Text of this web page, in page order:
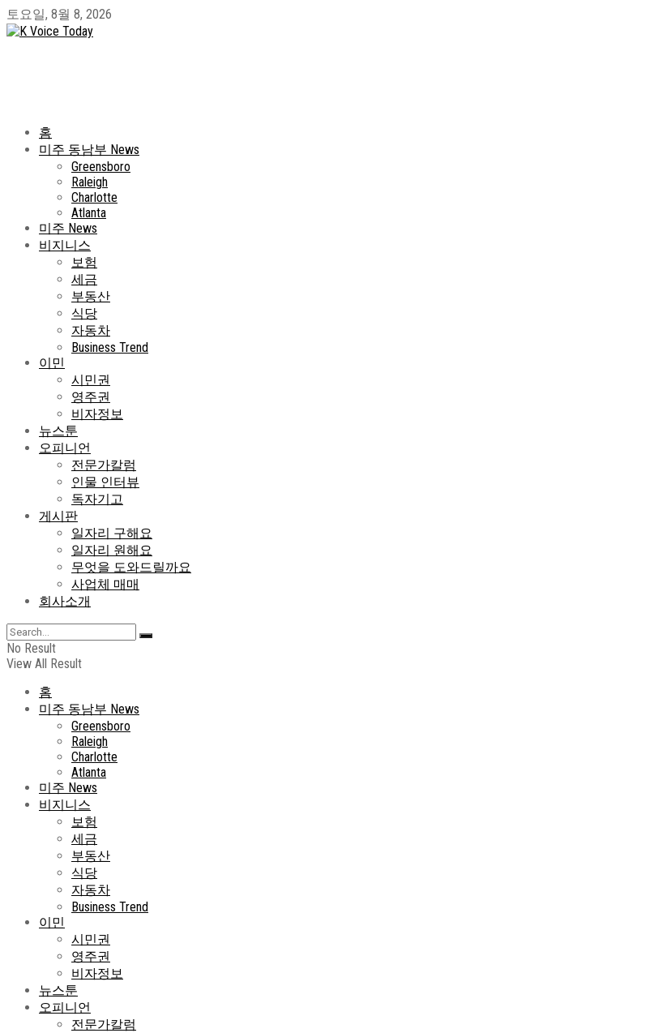
토요일, 8월 8, 2026
홈
미주 동남부 News
Greensboro
Raleigh
Charlotte
Atlanta
미주 News
비지니스
보험
세금
부동산
식당
자동차
Business Trend
이민
시민권
영주권
비자정보
뉴스툰
오피니언
전문가칼럼
인물 인터뷰
독자기고
게시판
일자리 구해요
일자리 원해요
무엇을 도와드릴까요
사업체 매매
회사소개
No Result
View All Result
홈
미주 동남부 News
Greensboro
Raleigh
Charlotte
Atlanta
미주 News
비지니스
보험
세금
부동산
식당
자동차
Business Trend
이민
시민권
영주권
비자정보
뉴스툰
오피니언
전문가칼럼